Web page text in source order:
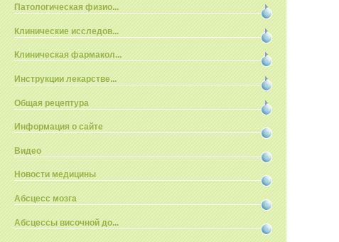
Патологическая физио...
Клинические исследов...
Клиническая фармакол...
Инструкции лекарстве...
Общая рецептура
Информация о сайте
Видео
Новости медицины
Абсцесс мозга
Абсцессы височной до...